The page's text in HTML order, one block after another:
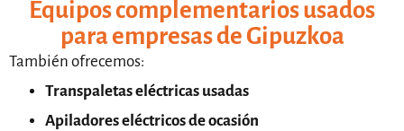
Equipos complementarios usados
para empresas de Gipuzkoa
También ofrecemos:
Transpaletas eléctricas usadas
Apiladores eléctricos de ocasión